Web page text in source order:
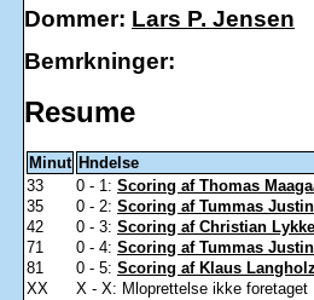
Dommer: Lars P. Jensen
Bemrkninger:
Resume
Minut Hndelse
33
0 - 1: Scoring af Thomas
35
0 - 2: Scoring af Tummas
42
0 - 3: Scoring af Christian
71
0 - 4: Scoring af Tummas
81
0 - 5: Scoring af Klaus
XX
X - X: Mloprettelse ikke foretaget